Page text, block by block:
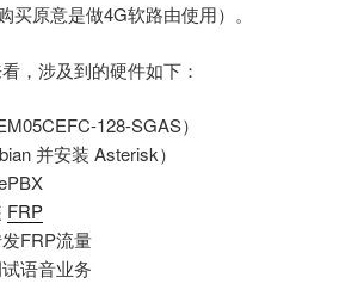
买原意是做4G软路由使用）。
，涉及到的硬件如下：
128-SGAS）
并安装 Asterisk）
FRP
FRP流量
语音业务